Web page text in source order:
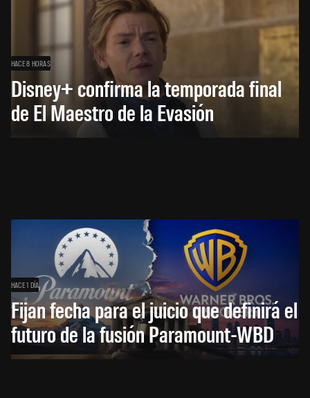
HACE 8 HORAS
Disney+ confirma la temporada final
de El Maestro de la Evasión
HACE 1 DÍA
Fijan fecha para el juicio que definirá el
futuro de la fusión Paramount-WBD